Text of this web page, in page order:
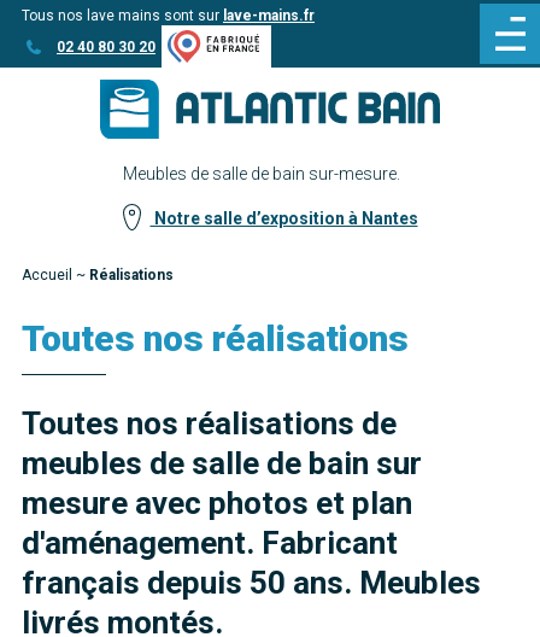
Aller
au
Aller au
contenu
Tous nos lave mains sont sur lave-mains.fr
02 40 80 30 20
Meubles de salle de bain sur-mesure.
Notre salle d’exposition à Nantes
Accueil ~ Réalisations
Toutes nos réalisations
Toutes nos réalisations de
meubles de salle de bain sur
mesure avec photos et plan
d'aménagement. Fabricant
français depuis 50 ans. Meubles
livrés montés.